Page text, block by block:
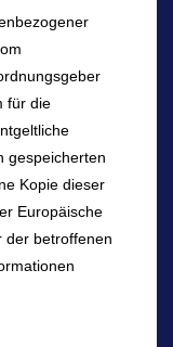
für die
gespeicherten
Kopie dieser
Europäische
der betroffenen